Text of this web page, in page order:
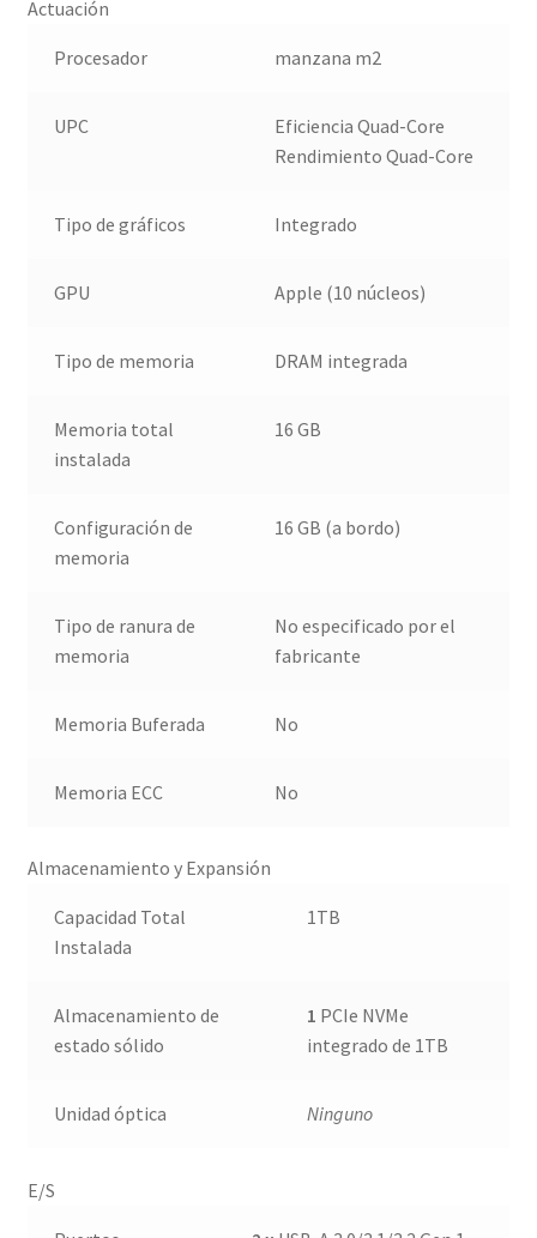
Actuación
Procesador manzana m2
UPC
Eficiencia Quad-Core
Rendimiento Quad-Core
Tipo de gráficos Integrado
GPU Apple (10 núcleos)
Tipo de memoria DRAM integrada
Memoria total
instalada
16 GB
Configuración de
memoria
16 GB (a bordo)
Tipo de ranura de
memoria
No especificado por el
fabricante
Memoria Buferada No
Memoria ECC No
Almacenamiento y Expansión
Capacidad Total
Instalada
1TB
Almacenamiento de
estado sólido
1 PCIe NVMe
integrado de 1TB
Unidad óptica Ninguno
E/S